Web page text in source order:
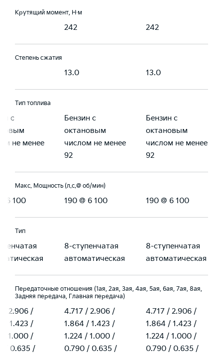
Крутящий момент, Н·м
242 242
Степень сжатия
13.0 13.0
Тип топлива
с
не менее
Бензин с
октановым
числом не менее
92
Бензин с
октановым
числом не менее
92
Макс. Мощность (л.с.@ об/мин)
6 100 190 @ 6 100 190 @ 6 100
Тип
8-ступенчатая
автоматическая
8-ступенчатая
автоматическая
Передаточные отношения (1ая, 2ая, 3ая, 4ая, 5ая, 6ая, 7ая, 8ая,
Задняя передача, Главная передача)
/ 2.906 /
/ 1.423 /
/ 1.000 /
/ 0.635 /
4.717 / 2.906 /
1.864 / 1.423 /
1.224 / 1.000 /
0.790 / 0.635 /
4.717 / 2.906 /
1.864 / 1.423 /
1.224 / 1.000 /
0.790 / 0.635 /